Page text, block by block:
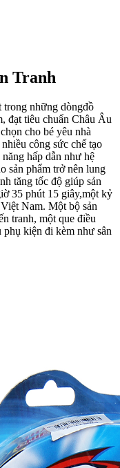
Tranh
trong những dòngđồ
đạt tiêu chuẩn Châu Âu
cho bé yêu nhà
công sức chế tạo
hấp dẫn như hệ
sản phẩm trở nên lung
tăng tốc độ giúp sản
35 phút 15 giây,một kỷ
Nam. Một bộ sản
tranh, một que điều
phụ kiện đi kèm như sân